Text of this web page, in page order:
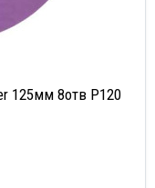
125мм 8отв Р120